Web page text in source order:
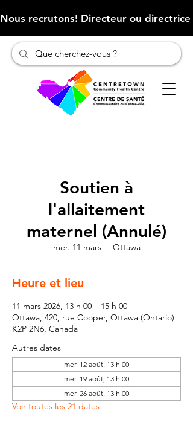
Nous recrutons! Directeur ou
Soutien à
l'allaitement
maternel (Annulé)
mer. 11 mars
  |
Ottawa
Heure et lieu
11 mars 2026, 13 h 00 – 15 h 00
Ottawa, 420, rue Cooper, Ottawa (Ontario)
K2P 2N6, Canada
Autres dates
mer. 12 août, 13 h 00
mer. 19 août, 13 h 00
mer. 26 août, 13 h 00
Voir toutes les 21 dates